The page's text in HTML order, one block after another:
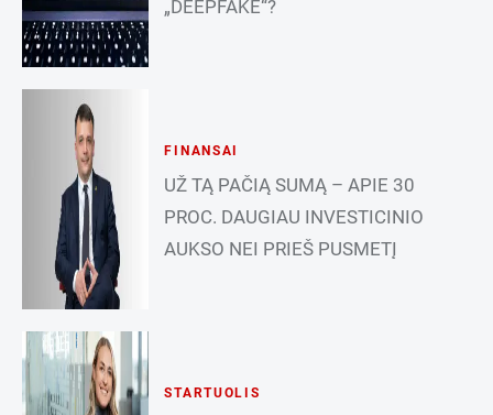
„DEEPFAKE“?
FINANSAI
UŽ TĄ PAČIĄ SUMĄ – APIE 30
PROC. DAUGIAU INVESTICINIO
AUKSO NEI PRIEŠ PUSMETĮ
STARTUOLIS